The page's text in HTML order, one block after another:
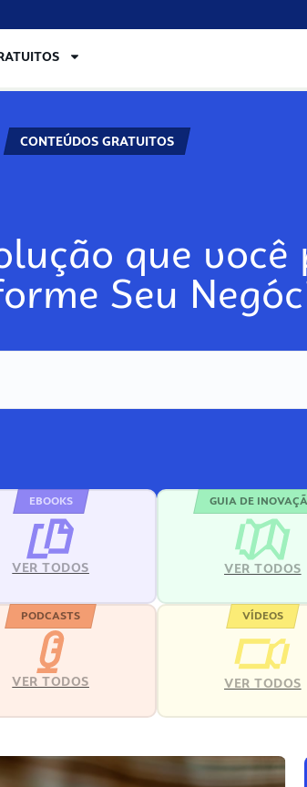
CONTEÚDOS GRATUITOS
que você
Seu
EBOOKS
VER TODOS
GUIA DE
VER TODOS
PODCASTS
VER TODOS
VÍDEOS
VER TODOS